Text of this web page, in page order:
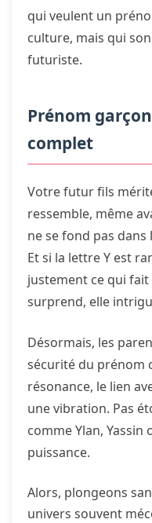
qui veulent un
culture, mais qui
futuriste.
Prénom
complet
Votre futur fils
ressemble, même
ne se fond pas dans
Et si la lettre Y est
justement ce qui
surprend, elle
Désormais, les
sécurité du prénom
résonance, le lien
une vibration. Pas
comme Ylan,
puissance.
Alors, plongeons
univers souvent